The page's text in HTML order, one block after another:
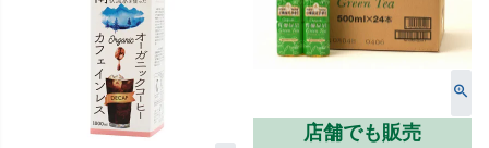
店舗でも販売